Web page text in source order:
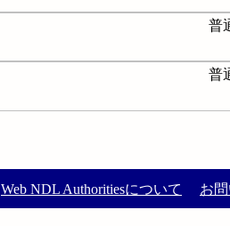
普
普
Web NDL Authoritiesについて お